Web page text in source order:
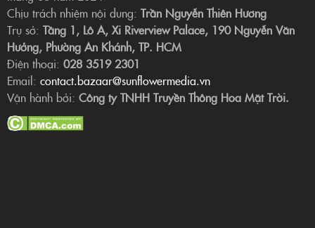
Chịu trách nhiệm nội dung: Trần Nguyễn Thiên Hương
Trụ sở: Tầng 1, Lô A, Xi Riverview Palace, 190 Nguyễn Văn
Hưởng, Phường An Khánh, TP. HCM
Điện thoại: 028 3519 2301
Email: contact.bazaar@sunflowermedia.vn
Vận hành bởi: Công ty TNHH Truyền Thông Hoa Mặt Trời.